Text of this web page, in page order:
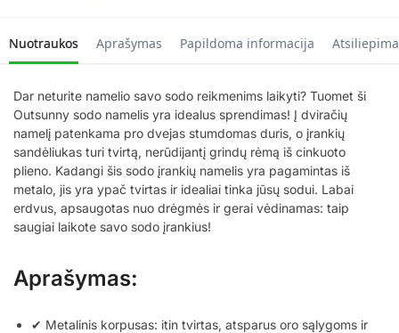
Nuotraukos Aprašymas Papildoma informacija
Dar neturite namelio savo sodo reikmenims laikyti? Tuomet ši
Outsunny sodo namelis yra idealus sprendimas! Į dviračių
namelį patenkama pro dvejas stumdomas duris, o įrankių
sandėliukas turi tvirtą, nerūdijantį grindų rėmą iš cinkuoto
plieno. Kadangi šis sodo įrankių namelis yra pagamintas iš
metalo, jis yra ypač tvirtas ir idealiai tinka jūsų sodui. Labai
erdvus, apsaugotas nuo drėgmės ir gerai vėdinamas: taip
saugiai laikote savo sodo įrankius!
Aprašymas:
✔ Metalinis korpusas: itin tvirtas, atsparus oro sąlygoms ir